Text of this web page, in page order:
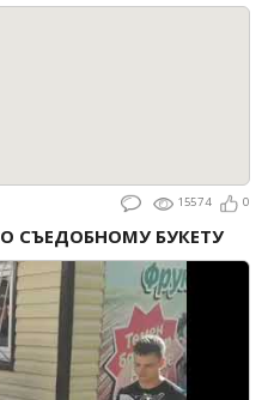
15574 0
СЪЕДОБНОМУ БУКЕТУ